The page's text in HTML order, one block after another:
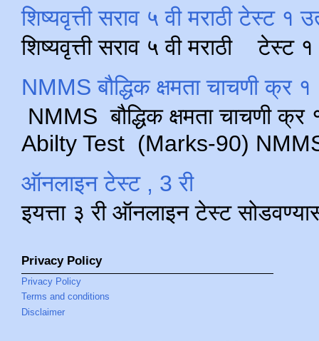
शिष्यवृत्ती सराव ५ वी मराठी टेस्ट १
शिष्यवृत्ती सराव ५ वी मराठी टेस्ट
NMMS बौद्धिक क्षमता चाचणी क्र
NMMS बौद्धिक क्षमता चाचणी
Abilty Test (Marks-90) NMMS
ऑनलाइन टेस्ट , 3 री
इयत्ता ३ री ऑनलाइन टेस्ट
Privacy Policy
Privacy Policy
Terms and conditions
Disclaimer